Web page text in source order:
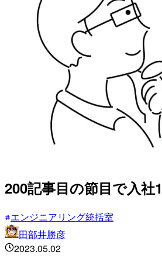
200記事目の節目で入
エンジニアリング統括室
田部井勝彦
2023.05.02